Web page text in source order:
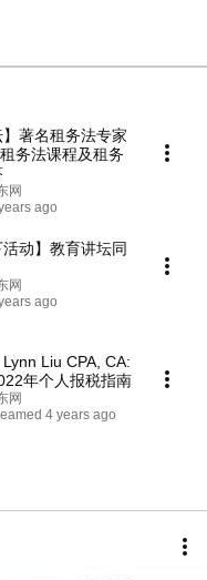
】著名租务法专家
务法课程及租务
网
ago
活动】教育讲坛同
网
ago
Lynn Liu CPA, CA:
年个人报税指南
网
4 years ago